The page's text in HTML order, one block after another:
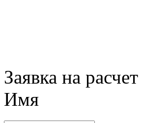
Заявка на расчет
Имя